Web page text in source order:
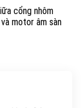
cổng nhôm
motor âm sàn